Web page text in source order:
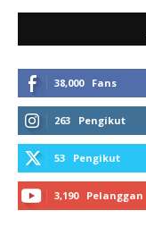
38,000 Fans
263 Pengikut
53 Pengikut
3,190 Pelanggan